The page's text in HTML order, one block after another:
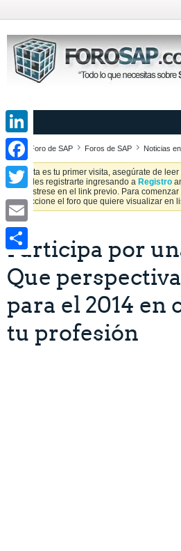
Foro de SAP Foros de SAP Noticias
Si esta es tu primer visita, asegúrate de
Puedes registrarte ingresando a Registro
Regístrese en el link previo. Para
seleccione el foro que quiere visualizar en
Participa por
Que
para el 2014 en
tu profesión
LinkedIn
Facebook
Twitter
Email